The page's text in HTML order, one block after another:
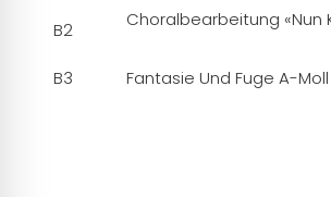
B2 Choralbearbeitung «Nun
B3 Fantasie Und Fuge A-